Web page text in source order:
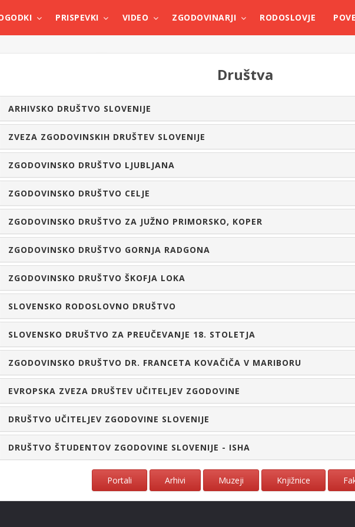
PRISPEVKI VIDEO ZGODOVINARJI RODOSLOVJE
Društva
ARHIVSKO DRUŠTVO SLOVENIJE
ZVEZA ZGODOVINSKIH DRUŠTEV SLOVENIJE
ZGODOVINSKO DRUŠTVO LJUBLJANA
ZGODOVINSKO DRUŠTVO CELJE
ZGODOVINSKO DRUŠTVO ZA JUŽNO PRIMORSKO, KOPER
ZGODOVINSKO DRUŠTVO GORNJA RADGONA
ZGODOVINSKO DRUŠTVO ŠKOFJA LOKA
SLOVENSKO RODOSLOVNO DRUŠTVO
SLOVENSKO DRUŠTVO ZA PREUČEVANJE 18. STOLETJA
ZGODOVINSKO DRUŠTVO DR. FRANCETA KOVAČIČA V MARIBORU
EVROPSKA ZVEZA DRUŠTEV UČITELJEV ZGODOVINE
DRUŠTVO UČITELJEV ZGODOVINE SLOVENIJE
DRUŠTVO ŠTUDENTOV ZGODOVINE SLOVENIJE - ISHA
Portali Arhivi Muzeji Knjižnice